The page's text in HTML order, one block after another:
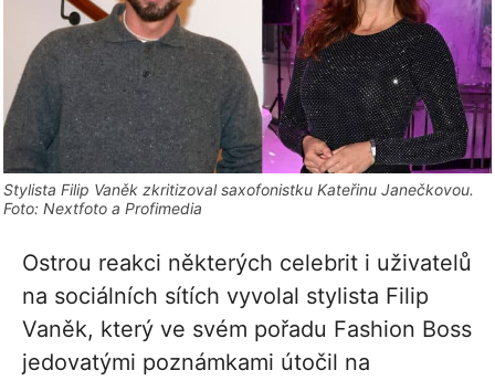
Stylista Filip Vaněk zkritizoval saxofonistku Kateřinu Janečkovou.
Foto: Nextfoto a Profimedia
Ostrou reakci některých celebrit i uživatelů
na sociálních sítích vyvolal stylista Filip
Vaněk, který ve svém pořadu Fashion Boss
jedovatými poznámkami útočil na